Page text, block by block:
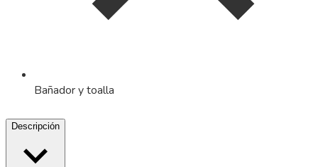
Bañador y toalla
Descripción